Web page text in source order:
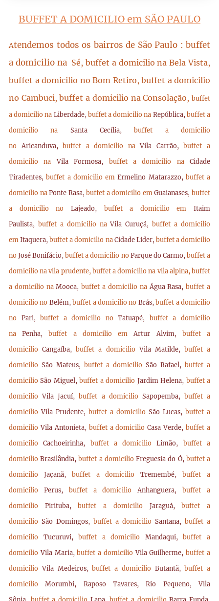
BUFFET A DOMICILIO em SÃO PAULO
Atendemos todos os bairros de São Paulo : buffet
a domicilio na Sé, buffet a domicilio na Bela Vista,
buffet a domicilio no Bom Retiro, buffet a domicilio
no Cambuci, buffet a domicilio na Consolação, buffet
a domicilio na Liberdade, buffet a domicilio na República, buffet a
domicilio na Santa Cecília,buffet a domicilio
no Aricanduva,buffet a domicilio naVila Carrão,buffet a
domicilio naVila Formosa, buffet a domicilio na Cidade
Tiradentes,buffet a domicilio emErmelino Matarazzo, buffet a
domicilio naPonte Rasa,buffet a domicilio emGuaianases,buffet
a domicilio no Lajeado, buffet a domicilio em Itaim
Paulista, buffet a domicilio naVila Curuçá,buffet a domicilio
emItaquera,buffet a domicilio na Cidade Líder, buffet a domicilio
noJosé Bonifácio,buffet a domicilio noParque do Carmo, buffet a
domicilio na vila prudente, buffet a domicilio na vila alpina, buffet
a domicilio naMooca,buffet a domicilio na Água Rasa,buffet a
domicilio no Belém,buffet a domicilio no Brás,buffet a domicilio
no Pari,buffet a domicilio noTatuapé, buffet a domicilio
naPenha,buffet a domicilio emArtur Alvim, buffet a
domicilioCangaíba,buffet a domicilioVila Matilde, buffet a
domicilio São Mateus, buffet a domicilio São Rafael, buffet a
domicilioSão Miguel,buffet a domicilio Jardim Helena, buffet a
domicilioVila Jacuí,buffet a domicilio Sapopemba, buffet a
domicilioVila Prudente, buffet a domicilio São Lucas, buffet a
domicilioVila Antonieta, buffet a domicilioCasa Verde,buffet a
domicilioCachoeirinha, buffet a domicilioLimão, buffet a
domicilioBrasilândia,buffet a domicilioFreguesia do Ó, buffet a
domicilio Jaçanã, buffet a domicilioTremembé,buffet a
domicilio Perus, buffet a domicilioAnhanguera,buffet a
domicilio Pirituba,buffet a domicilio Jaraguá,buffet a
domicilio São Domingos, buffet a domicilio Santana, buffet a
domicilio Tucuruvi,buffet a domicilio Mandaqui,buffet a
domicilioVila Maria,buffet a domicilioVila Guilherme,buffet a
domicilioVila Medeiros,buffet a domicilio Butantã,buffet a
domicilioMorumbi, Raposo Tavares, Rio Pequeno, Vila